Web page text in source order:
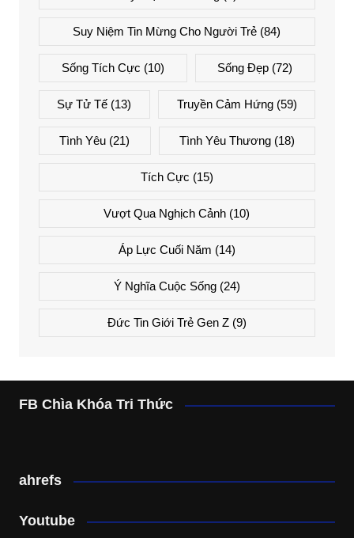
Suy Niệm Tin Mừng Cho Người Trẻ (84)
Sống Tích Cực (10) Sống Đẹp (72)
Sự Tử Tế (13) Truyền Cảm Hứng(59)
Tình Yêu (21) Tình Yêu Thương(18)
Tích Cực (15)
Vượt Qua Nghịch Cảnh (10)
Áp Lực Cuối Năm (14)
Ý Nghĩa Cuộc Sống(24)
Đức Tin Giới Trẻ Gen Z(9)
FB Chìa Khóa Tri Thức
ahrefs
Youtube